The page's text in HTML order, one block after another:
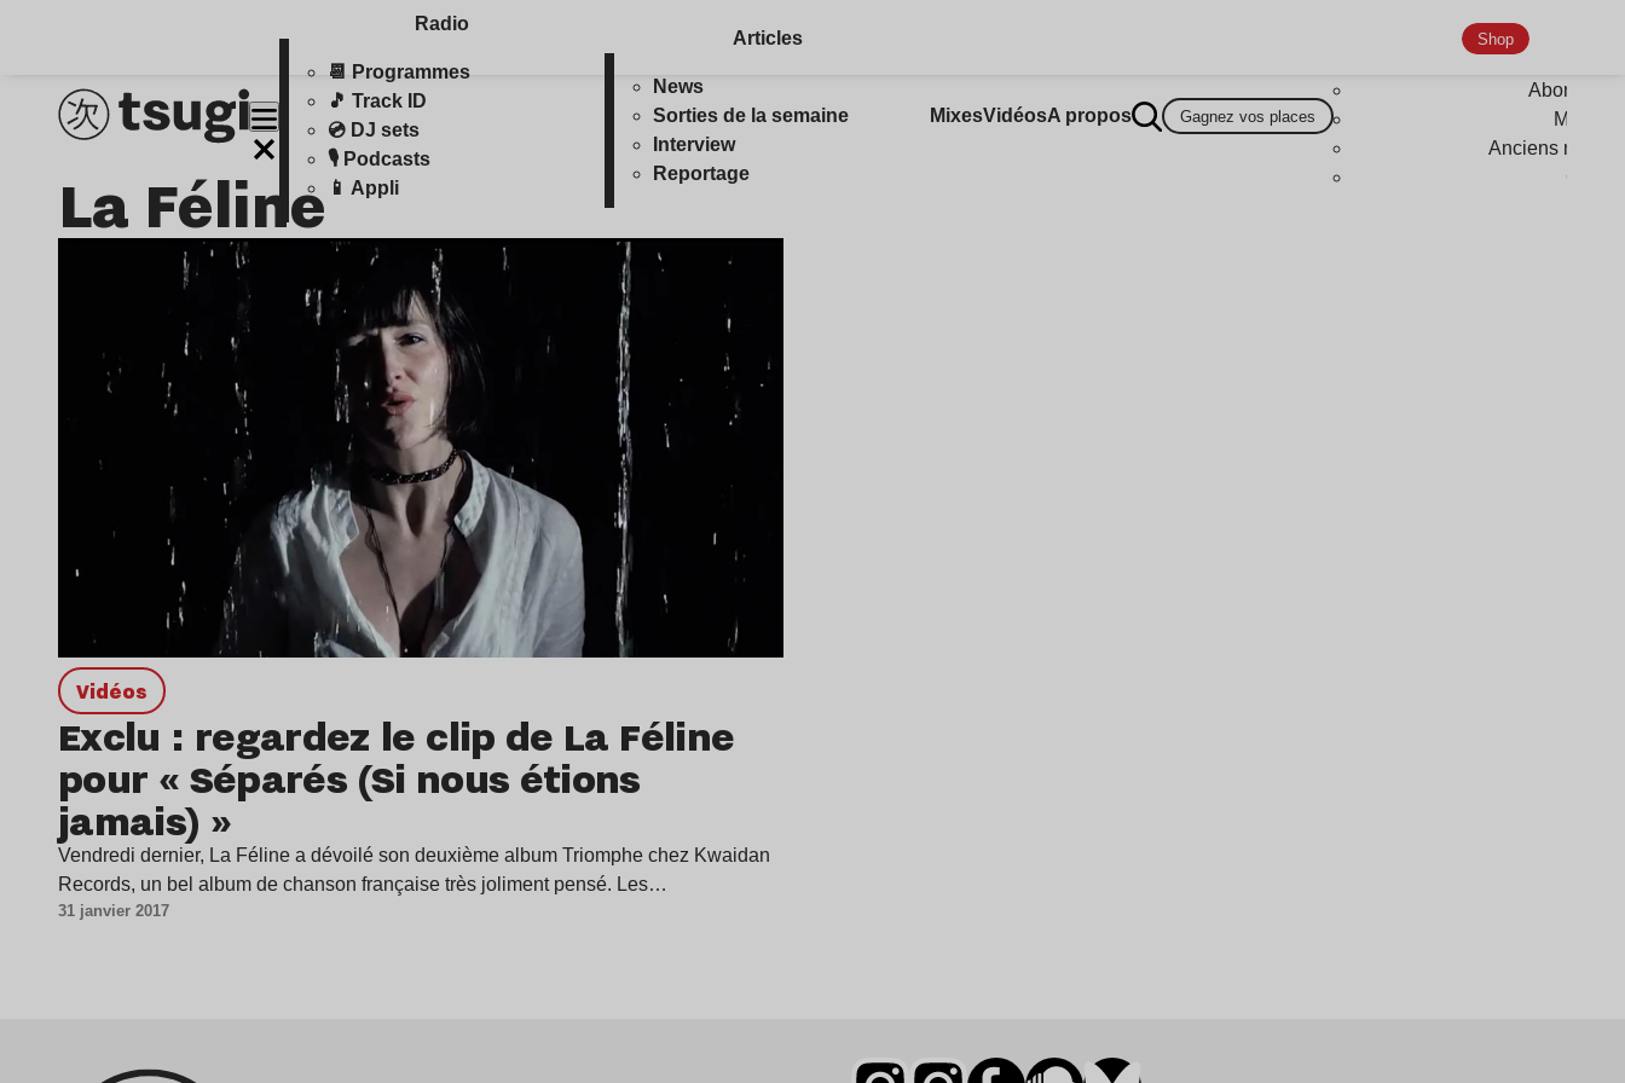
Radio
📆 Programmes
🎵 Track ID
💿 DJ sets
🎙️ Podcasts
📱 Appli
Articles
News
Sorties de la semaine
Interview
Reportage
MixesVidéosA propos Gagnez vos places
Shop
Anciens
La Féline
Vidéos
Exclu : regardez le clip de La Féline
pour « Séparés (Si nous étions
jamais) »
Vendredi dernier, La Féline a dévoilé son deuxième album Triomphe chez Kwaidan
Records, un bel album de chanson française très joliment pensé. Les…
31 janvier 2017